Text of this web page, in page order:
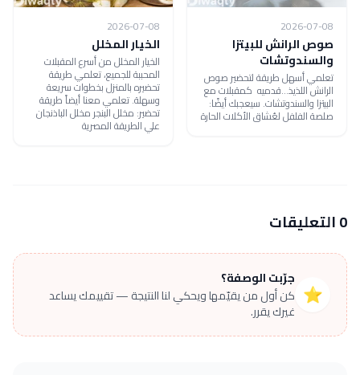
2026-07-08
صوص الرانش للبيتزا
والسندوتشات
تعلمي أسهل طريقة لتحضير صوص
الرانش اللذيذ...قدميه كمقبلات مع
البيتزا والسندوتشات. سيعجبك أيضًا:
صلصة الفلفل لعُشاق الأكلات الحارة
2026-07-08
الخيار المخلل
الخيار المخلل من أسرع المقبلات
المحببة للجميع، تعلمي طريقة
تحضيره بالمنزل بخطوات سريعة
وسهلة. تعلمي معنا أيضاً طريقة
تحضير: مخلل البنجر مخلل الباذنجان
علي الطريقة المصرية
0 التعليقات
⭐
جرّبت الوصفة؟
كن أول من يقيّمها ويحكي لنا النتيجة — تقييمك يساعد
غيرك يقرر.